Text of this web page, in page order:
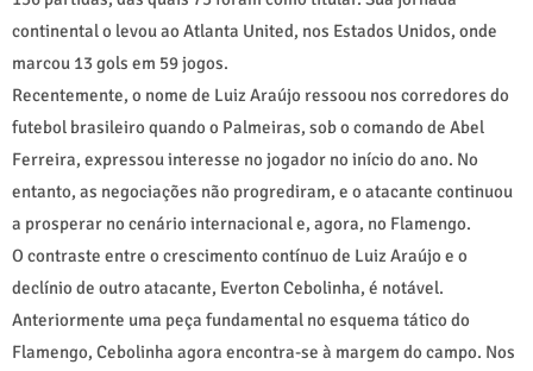
continental o levou ao Atlanta United, nos Estados Unidos, onde
marcou 13 gols em 59 jogos.
Recentemente, o nome de Luiz Araújo ressoou nos corredores do
futebol brasileiro quando o Palmeiras, sob o comando de Abel
Ferreira, expressou interesse no jogador no início do ano. No
entanto, as negociações não progrediram, e o atacante continuou
a prosperar no cenário internacional e, agora, no Flamengo.
O contraste entre o crescimento contínuo de Luiz Araújo e o
declínio de outro atacante, Everton Cebolinha, é notável.
Anteriormente uma peça fundamental no esquema tático do
Flamengo, Cebolinha agora encontra-se à margem do campo. Nos